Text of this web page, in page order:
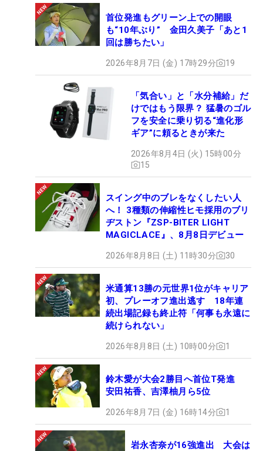
首位発進もグリーン上での開眼
も“10年ぶり” 金田久美子「あと1
回は勝ちたい」
2026年8月7日 (金) 17時29分 19
「気合い」と「水分補給」だ
けではもう限界？ 猛暑のゴル
フを安全に乗り切る“進化形
ギア”に頼るときが来た
2026年8月4日 (火) 15時00分
15
スイング中のブレをなくしたい人
へ！ 3種類の伸縮性ヒモ採用のブリ
ヂストン『ZSP-BITER LIGHT
MAGICLACE』、8月8日デビュー
2026年8月8日 (土) 11時30分 30
米通算13勝の元世界1位がキャリア
初、プレーオフ進出逃す 18年連
続出場記録も終止符「何事も永遠に
続けられない」
2026年8月8日 (土) 10時00分 1
鈴木愛が大会2勝目へ首位T発進
安田祐香、吉澤柚月ら5位
2026年8月7日 (金) 16時14分 1
岩永杏奈が16強進出 大会は